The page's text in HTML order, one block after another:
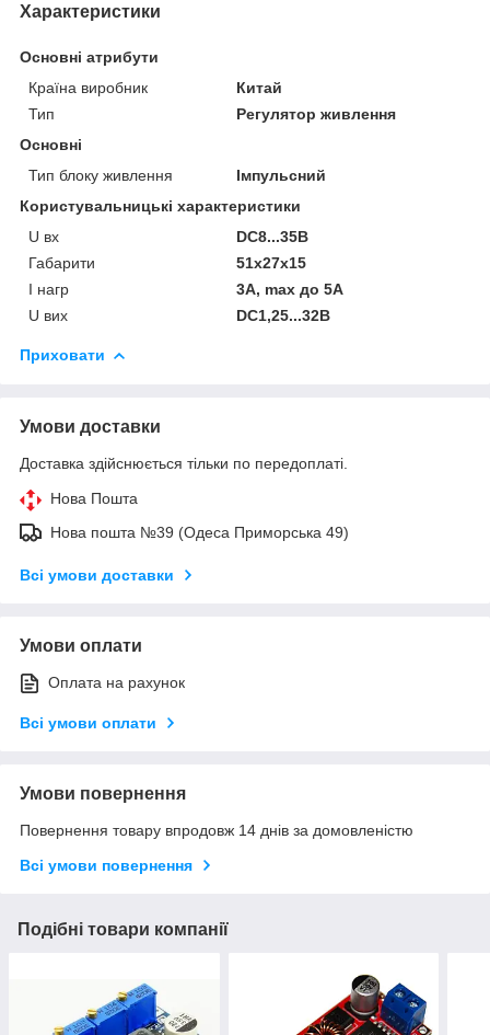
Характеристики
Основні атрибути
Країна виробник
Китай
Тип
Регулятор живлення
Основні
Тип блоку живлення
Імпульсний
Користувальницькі характеристики
U вх
DC8...35В
Габарити
51x27x15
I нагр
3A, max до 5А
U вих
DC1,25...32В
Приховати
Умови доставки
Доставка здійснюється тільки по передоплаті.
Нова Пошта
Нова пошта №39 (Одеса Приморська 49)
Всі умови доставки
Умови оплати
Оплата на рахунок
Всі умови оплати
Умови повернення
Повернення товару впродовж 14 днів за домовленістю
Всі умови повернення
Подібні товари компанії